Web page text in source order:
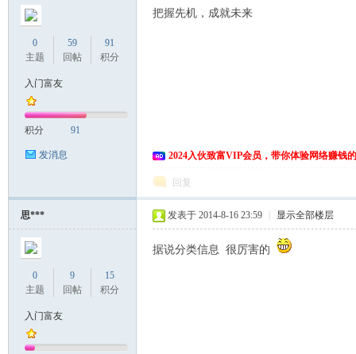
0
主题
59
回帖
91
积分
入门富友
积分 91
发消息
把握先机，成就未来
2024入伙致富VIP会员，带你体验网络赚钱
回复
思***
0
主题
9
回帖
15
积分
入门富友
发表于 2014-8-16 23:59 显示全部楼层
据说分类信息 很厉害的